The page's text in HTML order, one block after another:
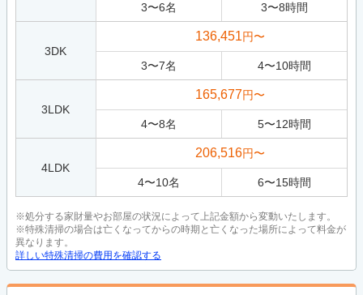
3〜6名 3〜8時間
3DK
136,451円〜
3〜7名 4〜10時間
3LDK
165,677円〜
4〜8名 5〜12時間
4LDK
206,516円〜
4〜10名 6〜15時間
※処分する家財量やお部屋の状況によって上記金額から変動いたします。
※特殊清掃の場合は亡くなってからの時期と亡くなった場所によって料金が
異なります。
詳しい特殊清掃の費用を確認する